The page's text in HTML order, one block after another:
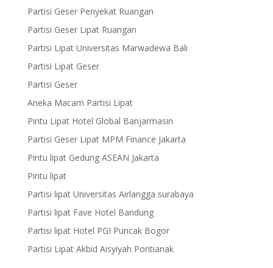
Partisi Geser Penyekat Ruangan
Partisi Geser Lipat Ruangan
Partisi Lipat Universitas Marwadewa Bali
Partisi Lipat Geser
Partisi Geser
Aneka Macam Partisi Lipat
Pintu Lipat Hotel Global Banjarmasin
Partisi Geser Lipat MPM Finance Jakarta
Pintu lipat Gedung ASEAN Jakarta
Pintu lipat
Partisi lipat Universitas Airlangga surabaya
Partisi lipat Fave Hotel Bandung
Partisi lipat Hotel PGI Puncak Bogor
Partisi Lipat Akbid Aisyiyah Pontianak